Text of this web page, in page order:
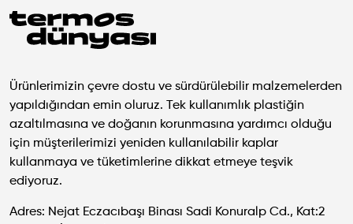
Ürünlerimizin çevre dostu ve sürdürülebilir malzemelerden
yapıldığından emin oluruz. Tek kullanımlık plastiğin
azaltılmasına ve doğanın korunmasına yardımcı olduğu
için müşterilerimizi yeniden kullanılabilir kaplar
kullanmaya ve tüketimlerine dikkat etmeye teşvik
ediyoruz.
Adres: Nejat Eczacıbaşı Binası Sadi Konuralp Cd., Kat:2